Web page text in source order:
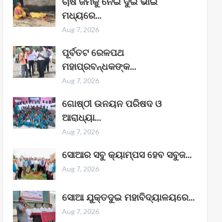
ମଧ୍ୟରେ…
Aug 7, 2026
ପୂର୍ବତଟ ରେଳପଥ
ମହାପ୍ରବନ୍ଧକଙ୍କ…
Aug 7, 2026
ଗୋଷ୍ଠୀ ଉନୟନ ପରିଷଦ ଓ
ଆରାଧ୍ୟା…
Aug 7, 2026
ସୋଆର ସବୁ କ୍ୟାମ୍ପସ ହେବ ସବୁଜ…
Aug 7, 2026
ସୋଆ ଯୁକ୍ତଦୁଇ ମହାବିଦ୍ୟାଳୟରେ…
Aug 7, 2026